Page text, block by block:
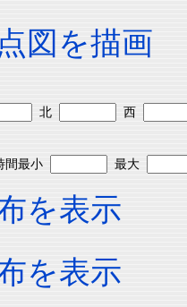
図を描画
北 西
間最小 最大
を表示
を表示